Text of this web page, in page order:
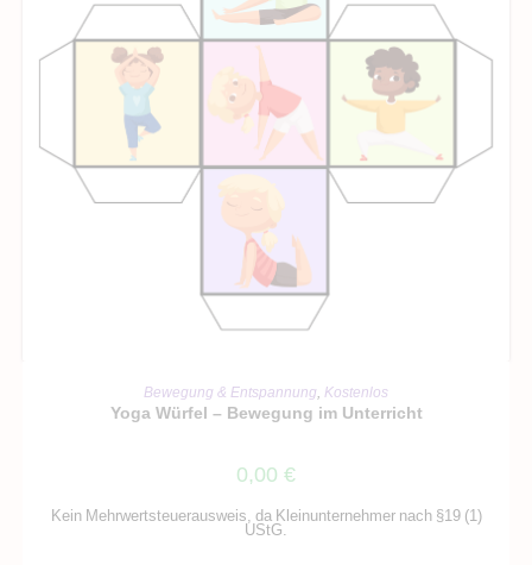
IN DEN WARENKORB
Bewegung & Entspannung, Kostenlos
Yoga Würfel – Bewegung im Unterricht
0,00 €
Kein Mehrwertsteuerausweis, da Kleinunternehmer nach §19 (1)
UStG.